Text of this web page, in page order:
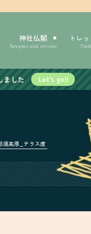
神社仏閣
Temples and shrines
トレ
ました Let's go!!
須高原_テラス席